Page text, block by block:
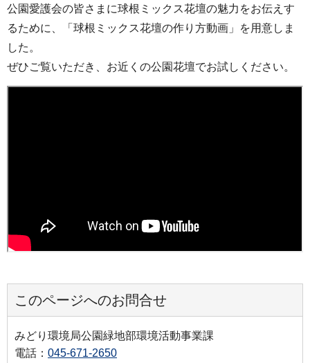
公園愛護会の皆さまに球根ミックス花壇の魅力をお伝えす
るために、「球根ミックス花壇の作り方動画」を用意しま
した。
ぜひご覧いただき、お近くの公園花壇でお試しください。
このページへのお問合せ
みどり環境局公園緑地部環境活動事業課
電話： 045-671-2650